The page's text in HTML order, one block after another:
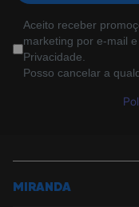
Aceito receber
marketing por e-mail
Privacidade.
Posso cancelar a
MIRANDA